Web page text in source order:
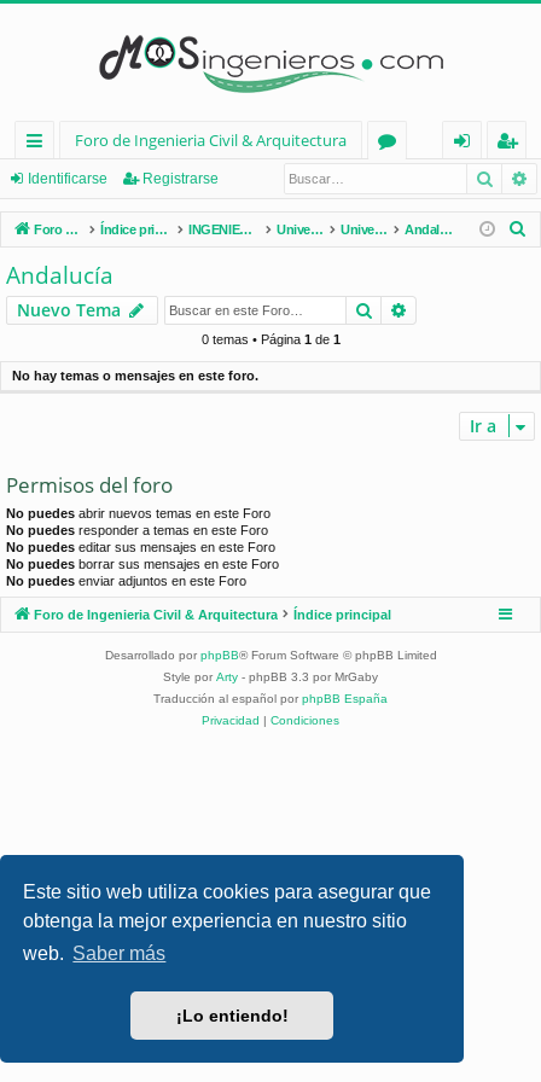
Este sitio web utiliza cookies para asegurar que
obtenga la mejor experiencia en nuestro sitio
web. Saber más
¡Lo entiendo!
nl
ac
es
rá
pi
d
Foro de Ingenieria Civil & Arquitectura
os
nt
ifi
e
eg
ist
ra
Identificarse Registrarse
Foro de Ingenieria Civil & Arquitectura Índice principal INGENIERÍA CIVIL (España) Universidades de España Universidades por Comunidades Andalucía
r
Andalucía
Nuevo Tema Buscar
0 temas • Página 1de 1
No hay temas o mensajes en este foro.
Ir a
Permisos del foro
No puedes abrir nuevos temas en este Foro
No puedes responder a temas en este Foro
No puedes editar sus mensajes en este Foro
No puedes borrar sus mensajes en este Foro
No puedes enviar adjuntos en este Foro
Foro de Ingenieria Civil & Arquitectura Índice principal
Desarrollado por phpBB® Forum Software © phpBB Limited
Style por Arty - phpBB 3.3 por MrGaby
Traducción al español por phpBB España
Privacidad | Condiciones